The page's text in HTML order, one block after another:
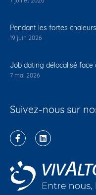
Pendant les fortes
19 juin 2026
Job dating délocalisé face
7 mai 2026
Suivez-nous sur